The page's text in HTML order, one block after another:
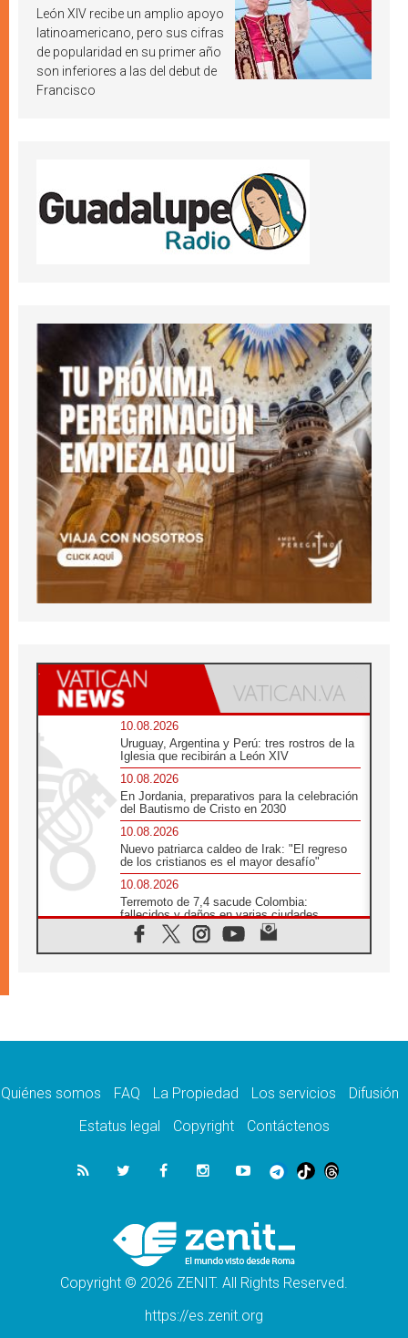
Latina en 2026? Publican
resultados de investigación
León XIV recibe un amplio apoyo
latinoamericano, pero sus cifras
de popularidad en su primer año
son inferiores a las del debut de
Francisco
10.08.2026
Uruguay, Argentina y Perú: tres rostros de la
Iglesia que recibirán a León XIV
10.08.2026
En Jordania, preparativos para la celebración
del Bautismo de Cristo en 2030
10.08.2026
Nuevo patriarca caldeo de Irak: "El regreso
de los cristianos es el mayor desafío"
10.08.2026
Terremoto de 7,4 sacude Colombia:
fallecidos y daños en varias ciudades
10.08.2026
Ébola en RD Congo: Alarma de la UNICEF
10.08.2026
10.08.2026
solos frente a la violencia de los colonos
Iglesia en Ceuta convoca a una vigilia de
oración por la paz y la estabilidad
El Papa: Detengan la espiral de violencia y
den cabida a la diplomacia
Quiénes somos FAQ La Propiedad Los servicios
Difusión
Estatus legal
Copyright Contáctenos
Copyright © 2026 ZENIT. All Rights Reserved.
https://es.zenit.org